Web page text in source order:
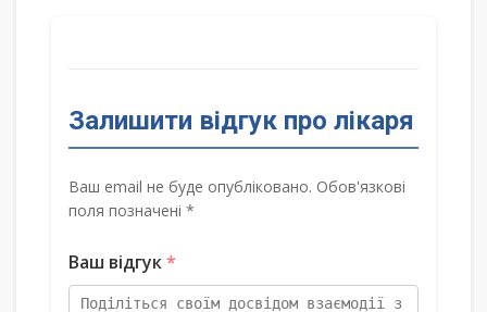
Залишити відгук про лікаря
Ваш email не буде опубліковано. Обов'язкові
поля позначені *
Ваш відгук*